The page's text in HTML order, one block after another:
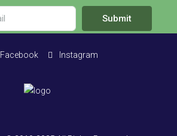
Submit
Facebook Instagram